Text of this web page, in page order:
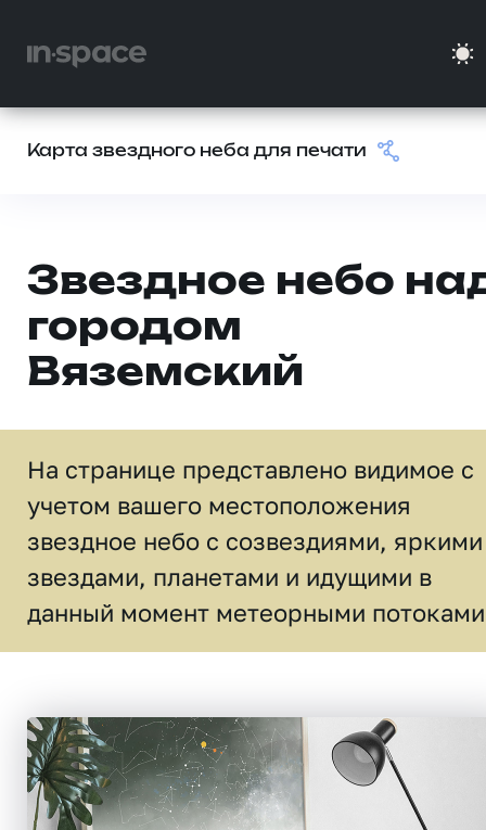
Карта звездного неба для печати
Звездное небо
городом
Вяземский
На странице представлено видимое c
учетом вашего местоположения
звездное небо c созвездиями, яркими
звездами, планетами и идущими в
данный момент метеорными